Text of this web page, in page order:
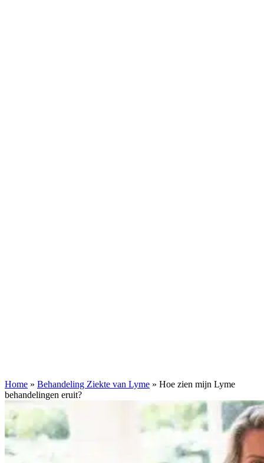
Home » Behandeling Ziekte van Lyme » Hoe zien mijn Lyme
behandelingen eruit?